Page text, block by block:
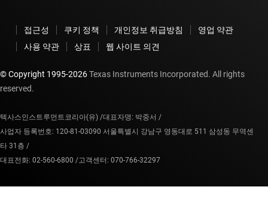
접근성 쿠키 정책 개인정보 취급방침
영업 약관
사용 약관
상표 웹 사이트 의견
© Copyright 1995-2026Texas Instruments Incorporated. All rights
reserved.
텍사스인스트루먼트코리아(유) /대표자명: 박중서 /
사업자 등록번호: 120-81-03090 서울특별시 강남구 영동대로 511 삼성동 무역센
타 31층 /
대표전화: 02-560-6800 /고객센터: 070-766-32297